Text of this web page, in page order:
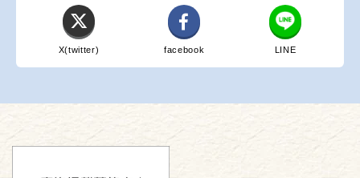
X(twitter) facebook LINE